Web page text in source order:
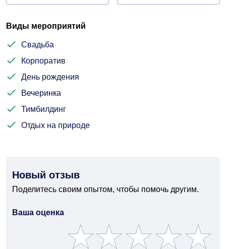
Виды мероприятий
Свадьба
Корпоратив
День рождения
Вечеринка
Тимбилдинг
Отдых на природе
Новый отзыв
Поделитесь своим опытом, чтобы помочь другим.
Ваша оценка